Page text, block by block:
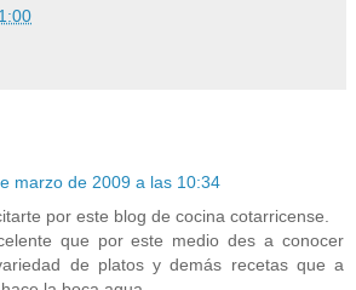
marzo de 2009 a las 10:34
por este blog de cocina cotarricense.
que por este medio des a conocer
de platos y demás recetas que a